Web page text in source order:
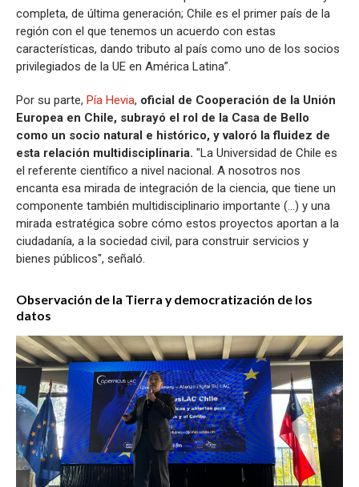
completa, de última generación; Chile es el primer país de la
región con el que tenemos un acuerdo con estas
características, dando tributo al país como uno de los socios
privilegiados de la UE en América Latina”.
Por su parte, Pía Hevia, oficial de Cooperación de la Unión
Europea en Chile, subrayó el rol de la Casa de Bello
como un socio natural e histórico, y valoró la fluidez de
esta relación multidisciplinaria. "La Universidad de Chile es
el referente científico a nivel nacional. A nosotros nos
encanta esa mirada de integración de la ciencia, que tiene un
componente también multidisciplinario importante (...) y una
mirada estratégica sobre cómo estos proyectos aportan a la
ciudadanía, a la sociedad civil, para construir servicios y
bienes públicos", señaló.
Observación de la Tierra y democratización de los
datos